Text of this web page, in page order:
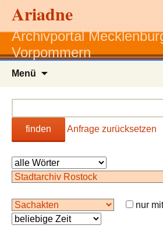
Ariadne
Archivportal
Vorpommern
Menü
finden Anfrage zurücksetzen
nur